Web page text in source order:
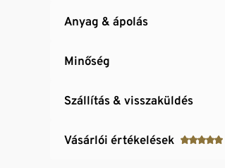
Anyag & ápolás
Minőség
Szállítás & visszaküldés
Vásárlói értékelések